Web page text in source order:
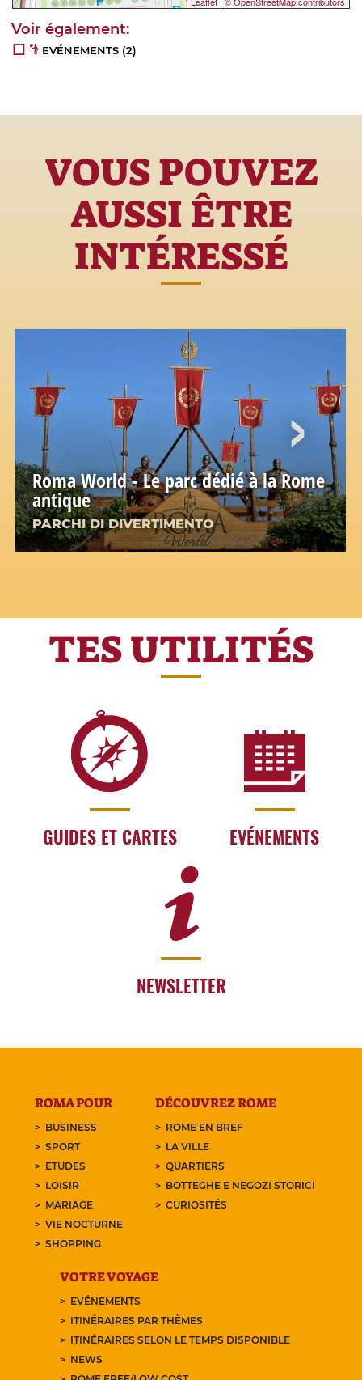
EVÉNEMENTS (2)
VOUS POUVEZ
AUSSI ÊTRE
INTÉRESSÉ
Roma World - Le parc dédié à la Rome
antique
PARCHI DI DIVERTIMENTO
TES UTILITÉS
GUIDES ET CARTES EVÉNEMENTS
NEWSLETTER
ROMA POUR
BUSINESS
SPORT
ETUDES
LOISIR
MARIAGE
VIE NOCTURNE
SHOPPING
DÉCOUVREZ ROME
ROME EN BREF
LA VILLE
QUARTIERS
BOTTEGHE E NEGOZI STORICI
CURIOSITÉS
VOTRE VOYAGE
EVÉNEMENTS
ITINÉRAIRES PAR THÈMES
ITINÉRAIRES SELON LE TEMPS DISPONIBLE
NEWS